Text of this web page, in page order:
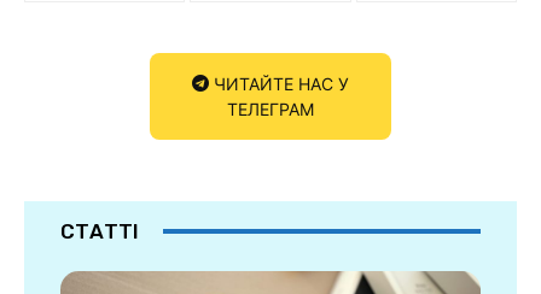
ЧИТАЙТЕ НАС У
ТЕЛЕГРАМ
СТАТТІ